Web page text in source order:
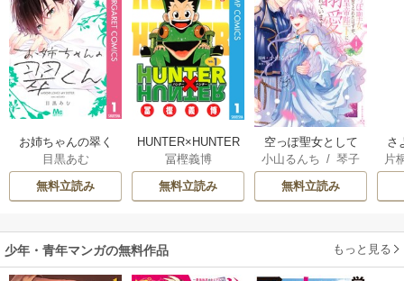
お姉ちゃんの翠く
ん
目黒あむ
無料立読み
HUNTER×HUNTER
モノクロ版
冨樫義博
無料立読み
空っぽ聖女として
捨てられたはず
が、嫁ぎ先の皇帝
陛下に溺愛されて
小山るんち /琴子
無料立読み
さ
冷
片
少年・青年マンガの無料作品 もっと見る